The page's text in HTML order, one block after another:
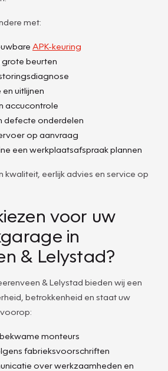
met:
APK-keuring
beurten
uitlijnen
accucontrole
defecte onderdelen
op aanvraag
een werkplaatsafspraak plannen
kwaliteit, eerlijk advies en service op
voor uw
in
& Lelystad?
& Lelystad bieden wij een
betrokkenheid en staat uw
monteurs
fabrieksvoorschriften
over werkzaamheden en